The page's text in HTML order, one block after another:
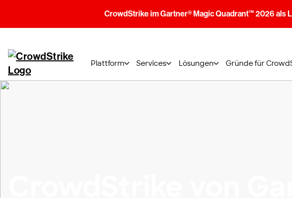
CrowdStrike im Gartner® Magic Quadrant™ 2026 als
Plattform Services Lösungen Gründe für